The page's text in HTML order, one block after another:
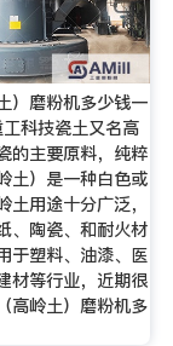
）磨粉机多少钱一
科技瓷土又名高
的主要原料，纯粹
土）是一种白色或
土用途十分广泛，
、陶瓷、和耐火材
于塑料、油漆、医
材等行业，近期很
高岭土）磨粉机多